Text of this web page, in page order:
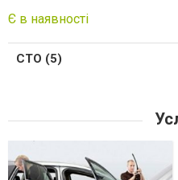
Є в наявності
СТО (5)